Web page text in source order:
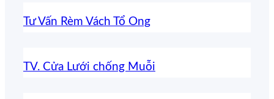
Tư Vấn Rèm Vách Tổ Ong
TV. Cửa Lưới chống Muỗi